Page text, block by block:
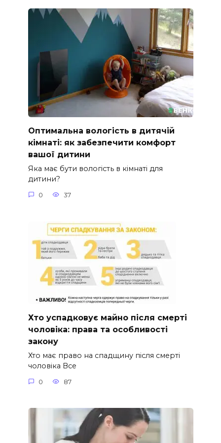
Оптимальна вологість в дитячій
кімнаті: як забезпечити комфорт
вашої дитини
Яка має бути вологість в кімнаті для
дитини?
0 37
Хто успадковує майно після смерті
чоловіка: права та особливості
закону
Хто має право на спадщину після смерті
чоловіка Все
0 87